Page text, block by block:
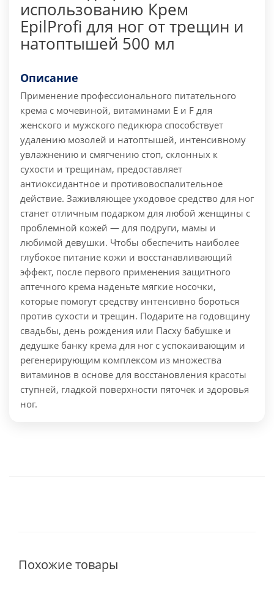
использованию Крем
EpilProfi для ног от трещин и
натоптышей 500 мл
Описание
Применение профессионального питательного
крема с мочевиной, витаминами E и F для
женского и мужского педикюра способствует
удалению мозолей и натоптышей, интенсивному
увлажнению и смягчению стоп, склонных к
сухости и трещинам, предоставляет
антиоксидантное и противовоспалительное
действие. Заживляющее уходовое средство для ног
станет отличным подарком для любой женщины с
проблемной кожей — для подруги, мамы и
любимой девушки. Чтобы обеспечить наиболее
глубокое питание кожи и восстанавливающий
эффект, после первого применения защитного
аптечного крема наденьте мягкие носочки,
которые помогут средству интенсивно бороться
против сухости и трещин. Подарите на годовщину
свадьбы, день рождения или Пасху бабушке и
дедушке банку крема для ног с успокаивающим и
регенерирующим комплексом из множества
витаминов в основе для восстановления красоты
ступней, гладкой поверхности пяточек и здоровья
ног.
Похожие товары